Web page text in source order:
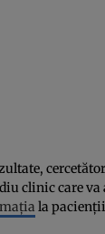
clinic care va
la